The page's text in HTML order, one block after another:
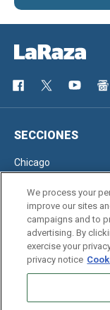
SECCIONES
Chicago
SERVICIOS
Newsletter
We process your
improve our sites
campaigns and to
advertising. By
exercise your
privacy notice